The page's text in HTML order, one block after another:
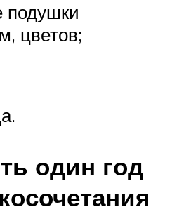
подушки
цветов;
один год